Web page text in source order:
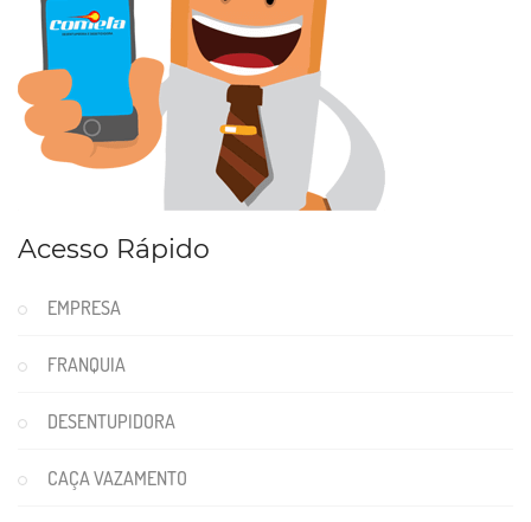
Acesso Rápido
EMPRESA
FRANQUIA
DESENTUPIDORA
CAÇA VAZAMENTO